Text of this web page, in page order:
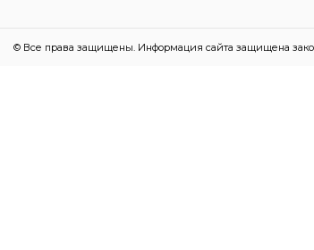
© Все права защищены. Информация сайта защищена